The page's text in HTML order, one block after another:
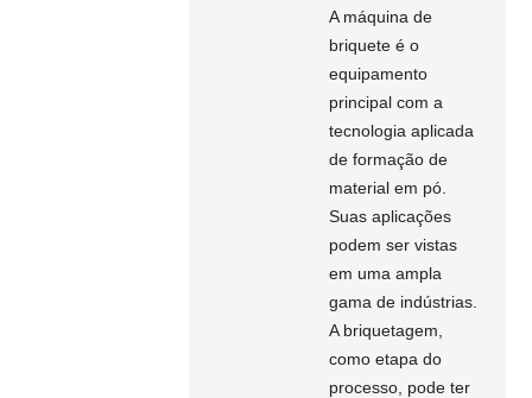
A máquina de
briquete é o
equipamento
principal com a
tecnologia aplicada
de formação de
material em pó.
Suas aplicações
podem ser vistas
em uma ampla
gama de indústrias.
A briquetagem,
como etapa do
processo, pode ter